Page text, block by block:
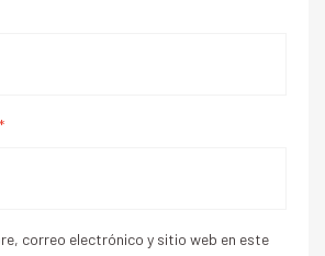
*
correo electrónico y sitio web en este